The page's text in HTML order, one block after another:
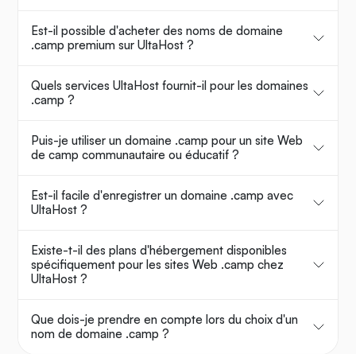
Est-il possible d'acheter des noms de domaine
.camp premium sur UltaHost ?
Quels services UltaHost fournit-il pour les domaines
.camp ?
Puis-je utiliser un domaine .camp pour un site Web
de camp communautaire ou éducatif ?
Est-il facile d'enregistrer un domaine .camp avec
UltaHost ?
Existe-t-il des plans d'hébergement disponibles
spécifiquement pour les sites Web .camp chez
UltaHost ?
Que dois-je prendre en compte lors du choix d'un
nom de domaine .camp ?